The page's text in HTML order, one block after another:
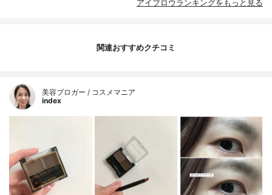
アイブロウランキングをもっと見る
関連おすすめクチコミ
美容ブロガー / コスメマニア
index